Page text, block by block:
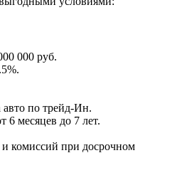
000 руб.
по трейд-Ин.
6 месяцев до 7 лет.
комиссий при досрочном